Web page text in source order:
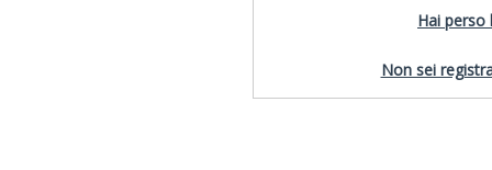
Hai perso
Non sei